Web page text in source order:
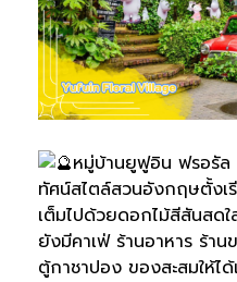
หมู่บ้านยูฟูอิน ฟรอรัล
ทัศน์สไตล์สวนอังกฤษตั้งเ
เต็มไปด้วยดอกไม้สีสันสด
ยังมีคาเฟ่ ร้านอาหาร ร้า
ตู้กาชาปอง ของสะสมให้ไ